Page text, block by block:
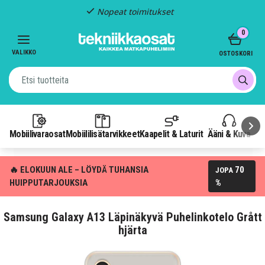
Nopeat toimitukset
VALIKKO
MobiilivaraosatMobiililisätarvikkeetKaapelit & Laturit Ääni & Kuva
0
OSTOSKORI
🔥 ELOKUUN ALE – LÖYDÄ TUHANSIA
HUIPPUTARJOUKSIA
JOPA 70
%
Samsung Galaxy A13 Läpinäkyvä Puhelinkotelo Grått
hjärta